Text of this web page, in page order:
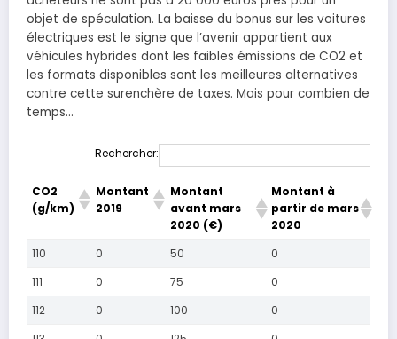
objet de spéculation. La baisse du bonus sur les voitures
électriques est le signe que l’avenir appartient aux
véhicules hybrides dont les faibles émissions de CO2 et
les formats disponibles sont les meilleures alternatives
contre cette surenchère de taxes. Mais pour combien de
temps…
Rechercher:
CO2
(g/km)
Montant
2019
Montant
avant mars
2020 (€)
Montant à
partir de mars
2020
110
0 50
0
111
0 75
0
112
0 100
0